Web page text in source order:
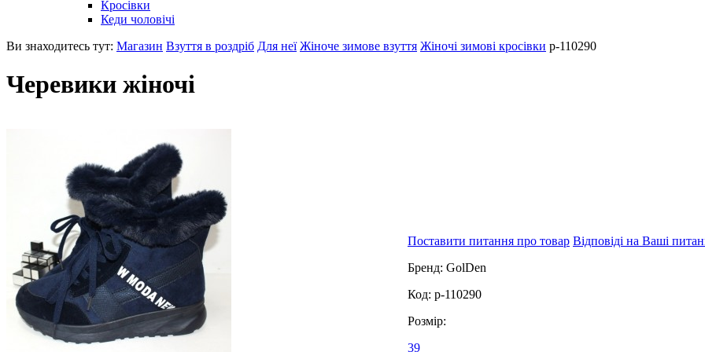
Кросівки
Кеди чоловічі
Ви знаходитесь тут: Магазин Взуття в роздріб Для неї Жіноче зимове взуття Жіночі зимові кросівки p-110290
Черевики жіночі
Поставити питання про товар Відповіді на Ваші
Бренд: GolDen
Код: p-110290
Розмір:
39